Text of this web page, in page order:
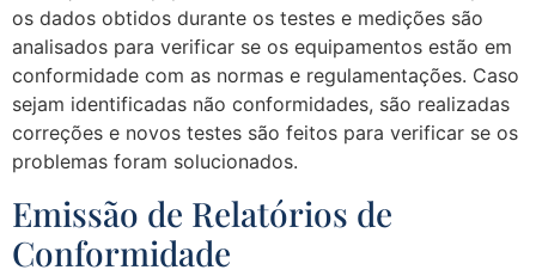
os dados obtidos durante os testes e medições são
analisados para verificar se os equipamentos estão em
conformidade com as normas e regulamentações. Caso
sejam identificadas não conformidades, são realizadas
correções e novos testes são feitos para verificar se os
problemas foram solucionados.
Emissão de Relatórios de
Conformidade